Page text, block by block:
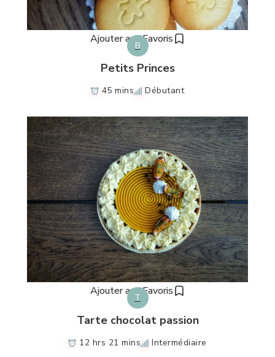
Ajouter aux Favoris
B
Petits Princes
45 mins Débutant
Ajouter aux Favoris
T
Tarte chocolat passion
12 hrs 21 mins Intermédiaire